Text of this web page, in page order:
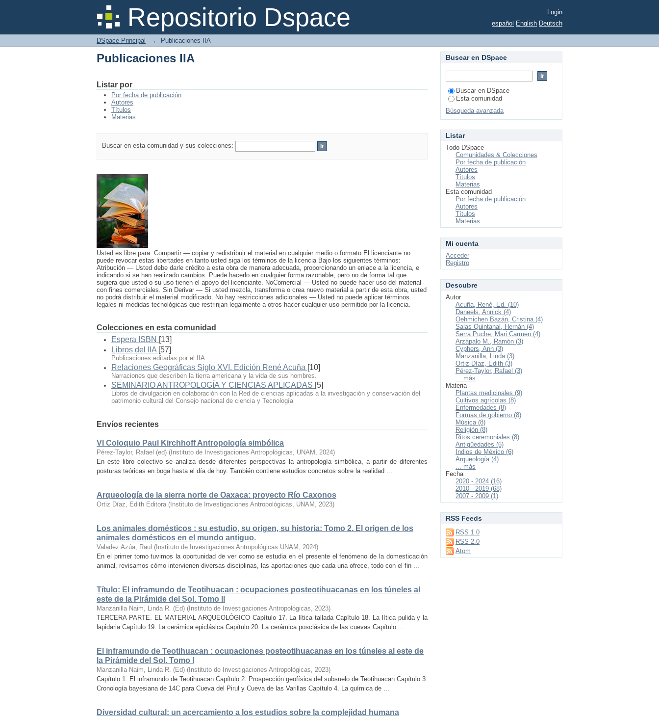
Repositorio Dspace
Publicaciones IIA
Login
español English Deutsch
DSpace Principal → Publicaciones IIA
Publicaciones IIA
Listar por
Por fecha de publicación
Autores
Títulos
Materias
Buscar en esta comunidad y sus colecciones:
Usted es libre para: Compartir — copiar y redistribuir el material en cualquier medio o formato El licenciante no
puede revocar estas libertades en tanto usted siga los términos de la licencia Bajo los siguientes términos:
Atribución — Usted debe darle crédito a esta obra de manera adecuada, proporcionando un enlace a la licencia, e
indicando si se han realizado cambios. Puede hacerlo en cualquier forma razonable, pero no de forma tal que
sugiera que usted o su uso tienen el apoyo del licenciante. NoComercial — Usted no puede hacer uso del material
con fines comerciales. Sin Derivar — Si usted mezcla, transforma o crea nuevo material a partir de esta obra, usted
no podrá distribuir el material modificado. No hay restricciones adicionales — Usted no puede aplicar términos
legales ni medidas tecnológicas que restrinjan legalmente a otros hacer cualquier uso permitido por la licencia.
Colecciones en esta comunidad
Espera ISBN [13]
Libros del IIA [57]
Publicaciones editadas por el IIA
Relaciones Geográficas Siglo XVI. Edición René Acuña [10]
Narraciones que describen la tierra americana y la vida de sus hombres.
SEMINARIO ANTROPOLOGÍA Y CIENCIAS APLICADAS [5]
Libros de divulgación en colaboración con la Red de ciencias aplicadas a la investigación y conservación del
patrimonio cultural del Consejo nacional de ciencia y Tecnología
Envíos recientes
VI Coloquio Paul Kirchhoff Antropología simbólica
Pérez-Taylor, Rafael (ed) ( Instituto de Investigaciones Antropológicas, UNAM , 2024)
En este libro colectivo se analiza desde diferentes perspectivas la antropología simbólica, a partir de diferentes
posturas teóricas en boga hasta el día de hoy. También contiene estudios concretos sobre la realidad ...
Arqueología de la sierra norte de Oaxaca: proyecto Río Caxonos
Ortiz Díaz, Edith Editora ( Instituto de Investigaciones Antropológicas, UNAM , 2023)
Los animales domésticos : su estudio, su origen, su historia: Tomo 2. El origen de los
animales domésticos en el mundo antiguo.
Valadez Azúa, Raul ( Instituto de Investigaciones Antropológicas UNAM , 2024)
En el primer tomo tuvimos la oportunidad de ver como se estudia en el presente el fenómeno de la domesticación
animal, revisamos cómo intervienen diversas disciplinas, las aportaciones que cada una ofrece, todo con el fin ...
Título: El inframundo de Teotihuacan : ocupaciones posteotihuacanas en los túneles al
este de la Pirámide del Sol. Tomo II
Manzanilla Naim, Linda R. (Ed) ( Instituto de Investigaciones Antropológicas, 2023)
TERCERA PARTE. EL MATERIAL ARQUEOLÓGICO Capítulo 17. La lítica tallada Capítulo 18. La lítica pulida y la
lapidaria Capítulo 19. La cerámica epiclásica Capítulo 20. La cerámica posclásica de las cuevas Capítulo ...
El inframundo de Teotihuacan : ocupaciones posteotihuacanas en los túneles al este de
la Pirámide del Sol. Tomo I
Manzanilla Naim, Linda R. (Ed) ( Instituto de Investigaciones Antropológicas, 2023)
Capítulo 1. El inframundo de Teotihuacan Capítulo 2. Prospección geofísica del subsuelo de Teotihuacan Capítulo 3.
Cronología bayesiana de 14C para Cueva del Pirul y Cueva de las Varillas Capítulo 4. La química de ...
Diversidad cultural: un acercamiento a los estudios sobre la complejidad humana
Buscar en DSpace
Buscar en DSpace
Esta comunidad
Búsqueda avanzada
Listar
Todo DSpace
Comunidades & Colecciones
Por fecha de publicación
Autores
Títulos
Materias
Esta comunidad
Por fecha de publicación
Autores
Títulos
Materias
Mi cuenta
Acceder
Registro
Descubre
Autor
Acuña, René, Ed. (10)
Daneels, Annick (4)
Oehmichen Bazán, Cristina (4)
Salas Quintanal, Hernán (4)
Serra Puche, Mari Carmen (4)
Arzápalo M., Ramón (3)
Cyphers, Ann (3)
Manzanilla, Linda (3)
Ortiz Díaz, Edith (3)
Pérez-Taylor, Rafael (3)
... más
Materia
Plantas medicinales (9)
Cultivos agrícolas (8)
Enfermedades (8)
Formas de gobierno (8)
Música (8)
Religión (8)
Ritos ceremoniales (8)
Antigüedades (6)
Indios de México (6)
Arqueología (4)
... más
Fecha
2020 - 2024 (16)
2010 - 2019 (68)
2007 - 2009 (1)
RSS Feeds
RSS 1.0
RSS 2.0
Atom